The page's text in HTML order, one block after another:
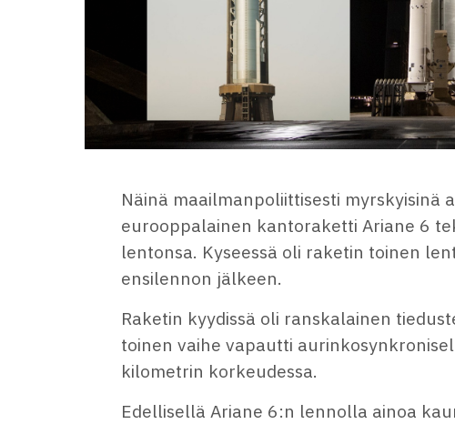
Näinä maailmanpoliittisesti myrskyisinä
eurooppalainen kantoraketti Ariane 6
lentonsa. Kyseessä oli raketin toinen
ensilennon jälkeen.
Raketin kyydissä oli ranskalainen
toinen vaihe vapautti
kilometrin korkeudessa.
Edellisellä Ariane 6:n lennolla ainoa